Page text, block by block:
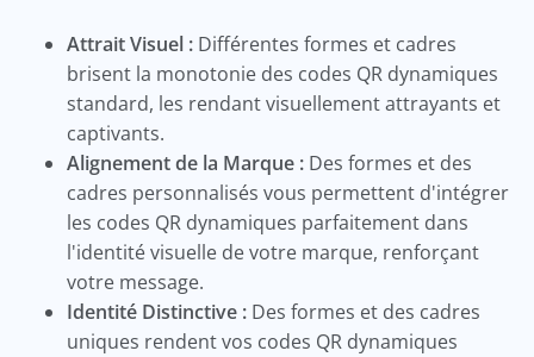
Attrait Visuel : Différentes formes et cadres
brisent la monotonie des codes QR dynamiques
standard, les rendant visuellement attrayants et
captivants.
Alignement de la Marque : Des formes et des
cadres personnalisés vous permettent d'intégrer
les codes QR dynamiques parfaitement dans
l'identité visuelle de votre marque, renforçant
votre message.
Identité Distinctive : Des formes et des cadres
uniques rendent vos codes QR dynamiques